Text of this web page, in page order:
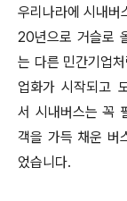
우리나라에 시내버
20년으로 거슬로
는 다른 민간기업
업화가 시작되고
서 시내버스는 꼭
객을 가득 채운 버
었습니다.